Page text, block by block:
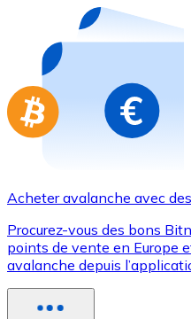
Nouveau
Achetez des cartes-
Aller à la boutique de
Acheter avalanche avec
Procurez-vous des bons
points de vente en Europe
avalanche depuis